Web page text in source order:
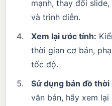
mạnh, thay đổi
và trình diễn.
Xem lại ước tính:
thời gian cơ bản,
tốc độ.
Sử dụng bản đồ thời
văn bản, hãy xem